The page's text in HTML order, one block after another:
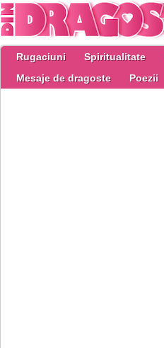
Rugaciuni Spiritualitate
Mesaje de dragoste
Poezii